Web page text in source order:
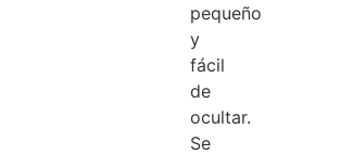
pequeño
y
fácil
de
ocultar.
Se